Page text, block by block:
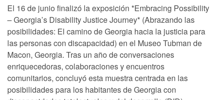
El 16 de junio finalizó la exposición *Embracing Possibility
– Georgia’s Disability Justice Journey* (Abrazando las
posibilidades: El camino de Georgia hacia la justicia para
las personas con discapacidad) en el Museo Tubman de
Macon, Georgia. Tras un año de conversaciones
enriquecedoras, colaboraciones y encuentros
comunitarios, concluyó esta muestra centrada en las
posibilidades para los habitantes de Georgia con